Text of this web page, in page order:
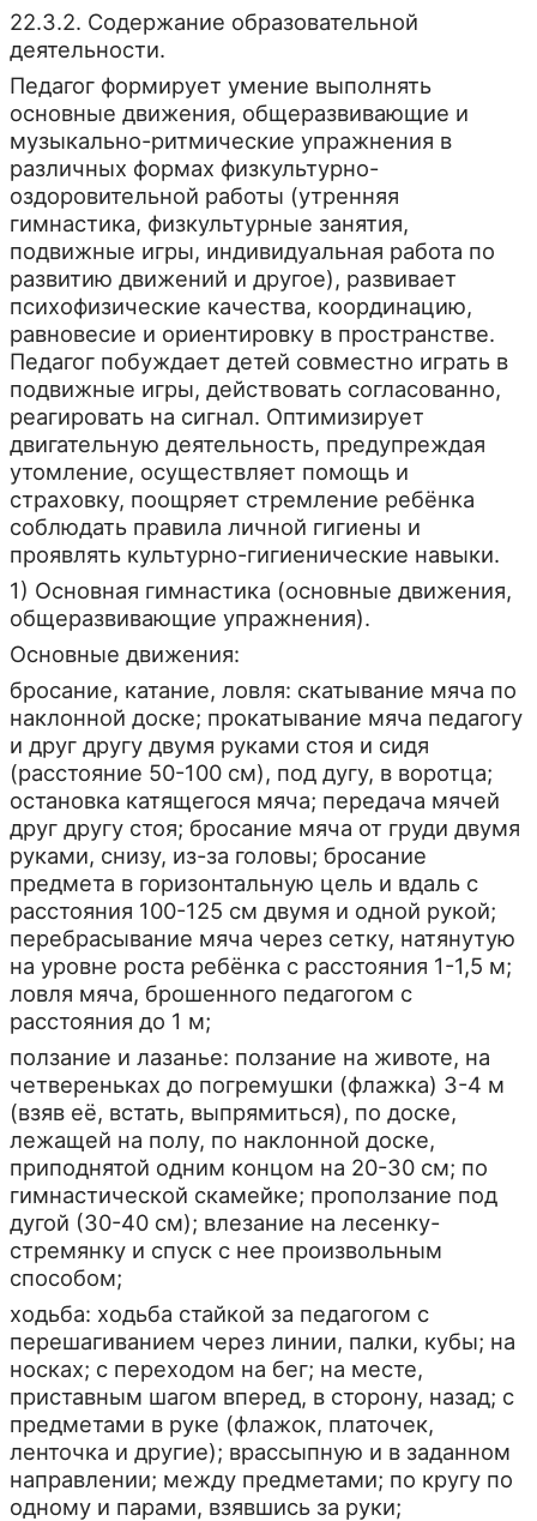
22.3.2. Содержание образовательной
деятельности.
Педагог формирует умение выполнять
основные движения, общеразвивающие и
музыкально-ритмические упражнения в
различных формах физкультурно-
оздоровительной работы (утренняя
гимнастика, физкультурные занятия,
подвижные игры, индивидуальная работа по
развитию движений и другое), развивает
психофизические качества, координацию,
равновесие и ориентировку в пространстве.
Педагог побуждает детей совместно играть в
подвижные игры, действовать согласованно,
реагировать на сигнал. Оптимизирует
двигательную деятельность, предупреждая
утомление, осуществляет помощь и
страховку, поощряет стремление ребёнка
соблюдать правила личной гигиены и
проявлять культурно-гигиенические навыки.
1) Основная гимнастика (основные движения,
общеразвивающие упражнения).
Основные движения:
бросание, катание, ловля: скатывание мяча по
наклонной доске; прокатывание мяча педагогу
и друг другу двумя руками стоя и сидя
(расстояние 50-100 см), под дугу, в воротца;
остановка катящегося мяча; передача мячей
друг другу стоя; бросание мяча от груди двумя
руками, снизу, из-за головы; бросание
предмета в горизонтальную цель и вдаль с
расстояния 100-125 см двумя и одной рукой;
перебрасывание мяча через сетку, натянутую
на уровне роста ребёнка с расстояния 1-1,5 м;
ловля мяча, брошенного педагогом с
расстояния до 1 м;
ползание и лазанье: ползание на животе, на
четвереньках до погремушки (флажка) 3-4 м
(взяв её, встать, выпрямиться), по доске,
лежащей на полу, по наклонной доске,
приподнятой одним концом на 20-30 см; по
гимнастической скамейке; проползание под
дугой (30-40 см); влезание на лесенку-
стремянку и спуск с нее произвольным
способом;
ходьба: ходьба стайкой за педагогом с
перешагиванием через линии, палки, кубы; на
носках; с переходом на бег; на месте,
приставным шагом вперед, в сторону, назад; с
предметами в руке (флажок, платочек,
ленточка и другие); врассыпную и в заданном
направлении; между предметами; по кругу по
одному и парами, взявшись за руки;